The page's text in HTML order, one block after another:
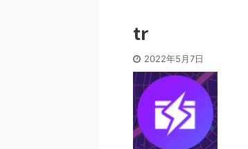
tr
2022年5月7日